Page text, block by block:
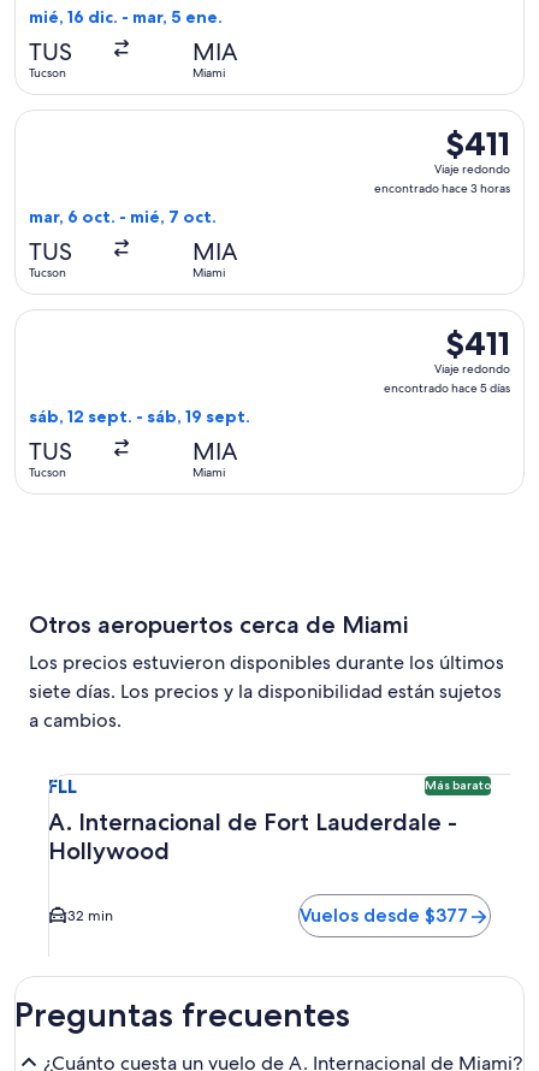
mié, 16 dic. - mar, 5 ene.
TUS
Tucson
MIA
Miami
$411
Viaje
redondo,
$411
Viaje redondo
encontrado hace 3 horas
mar, 6 oct. - mié, 7 oct.
TUS
Tucson
MIA
Miami
Seleccionar vuelo de American Airlines, con salida el mar,
$411
Viaje
redondo,
$411
Viaje redondo
encontrado hace 5 días
sáb, 12 sept. - sáb, 19 sept.
TUS
Tucson
MIA
Miami
Seleccionar vuelo de United, con salida el sáb, 12 sept.
Otros aeropuertos cerca de Miami
Los precios estuvieron disponibles durante los últimos
siete días. Los precios y la disponibilidad están sujetos
a cambios.
FLL Más barato
A. Internacional de Fort Lauderdale -
Hollywood
32 min Vuelos desde $377
Preguntas frecuentes
¿Cuánto cuesta un vuelo de A. Internacional de Miami?